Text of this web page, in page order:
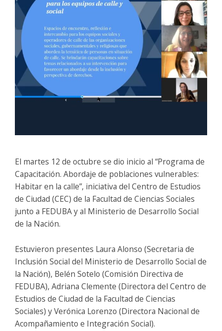
El martes 12 de octubre se dio inicio al “Programa de
Capacitación. Abordaje de poblaciones vulnerables:
Habitar en la calle”, iniciativa del Centro de Estudios
de Ciudad (CEC) de la Facultad de Ciencias Sociales
junto a FEDUBA y al Ministerio de Desarrollo Social
de la Nación.
Estuvieron presentes Laura Alonso (Secretaria de
Inclusión Social del Ministerio de Desarrollo Social de
la Nación), Belén Sotelo (Comisión Directiva de
FEDUBA), Adriana Clemente (Directora del Centro de
Estudios de Ciudad de la Facultad de Ciencias
Sociales) y Verónica Lorenzo (Directora Nacional de
Acompañamiento e Integración Social).